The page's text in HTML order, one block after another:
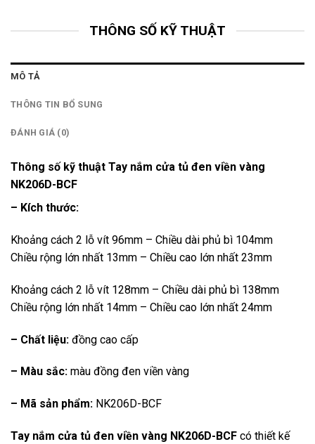
THÔNG SỐ KỸ THUẬT
MÔ TẢ
THÔNG TIN BỔ SUNG
ĐÁNH GIÁ (0)
Thông số kỹ thuật Tay nắm cửa tủ đen viền vàng
NK206D-BCF
– Kích thước:
Khoảng cách 2 lỗ vít 96mm – Chiều dài phủ bì 104mm
Chiều rộng lớn nhất 13mm – Chiều cao lớn nhất 23mm
Khoảng cách 2 lỗ vít 128mm – Chiều dài phủ bì 138mm
Chiều rộng lớn nhất 14mm – Chiều cao lớn nhất 24mm
– Chất liệu: đồng cao cấp
– Màu sắc: màu đồng đen viền vàng
– Mã sản phẩm: NK206D-BCF
Tay nắm cửa tủ đen viền vàng NK206D-BCF có thiết kế